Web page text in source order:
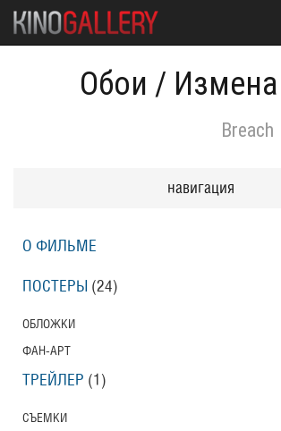
Обои / Измена
Breach
навигация
О ФИЛЬМЕ
ПОСТЕРЫ (24)
ОБЛОЖКИ
ФАН-АРТ
ТРЕЙЛЕР (1)
СЪЕМКИ